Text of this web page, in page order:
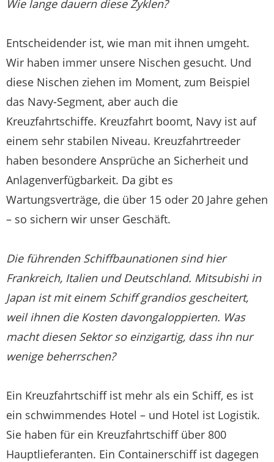
Wie lange dauern diese Zyklen?
Entscheidender ist, wie man mit ihnen umgeht.
Wir haben immer unsere Nischen gesucht. Und
diese Nischen ziehen im Moment, zum Beispiel
das Navy-Segment, aber auch die
Kreuzfahrtschiffe. Kreuzfahrt boomt, Navy ist auf
einem sehr stabilen Niveau. Kreuzfahrtreeder
haben besondere Ansprüche an Sicherheit und
Anlagenverfügbarkeit. Da gibt es
Wartungsverträge, die über 15 oder 20 Jahre gehen
– so sichern wir unser Geschäft.
Die führenden Schiffbaunationen sind hier
Frankreich, Italien und Deutschland. Mitsubishi in
Japan ist mit einem Schiff grandios gescheitert,
weil ihnen die Kosten davongaloppierten. Was
macht diesen Sektor so einzigartig, dass ihn nur
wenige beherrschen?
Ein Kreuzfahrtschiff ist mehr als ein Schiff, es ist
ein schwimmendes Hotel – und Hotel ist Logistik.
Sie haben für ein Kreuzfahrtschiff über 800
Hauptlieferanten. Ein Containerschiff ist dagegen